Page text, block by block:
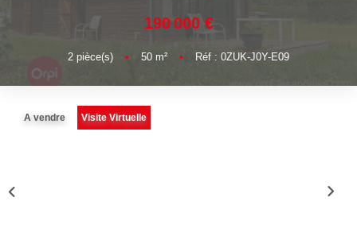
NOTRE AGENCE
190 000 €
2 pièce(s) • 50 m² • Réf : 0ZUK-J0Y-E09
A vendre Visite Virtuelle